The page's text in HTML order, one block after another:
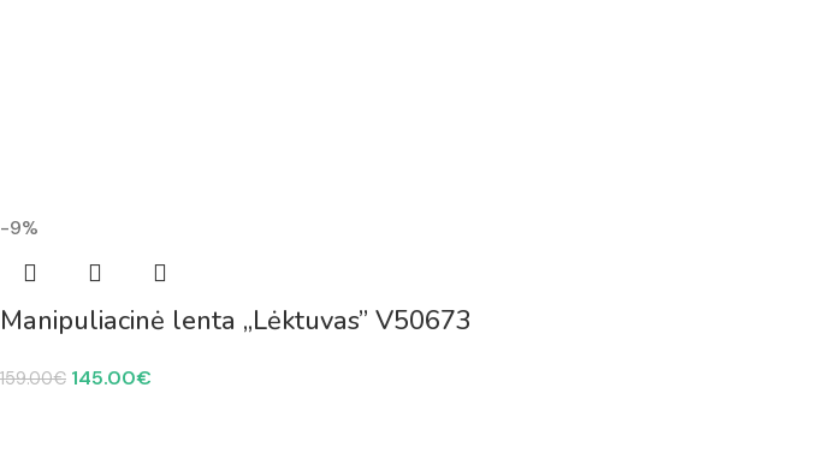
-9%
Manipuliacinė lenta „Lėktuvas” V50673
159.00€ 145.00€